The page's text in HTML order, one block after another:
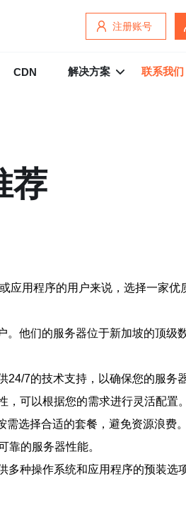
注册账号
CDN 解决方案 联系我们
荐
应用程序的用户来说，选择一家优
他们的服务器位于新加坡的顶级
7的技术支持，以确保您的服务
可以根据您的需求进行灵活配置。
选择合适的套餐，避免资源浪费。
的服务器性能。
种操作系统和应用程序的预装选